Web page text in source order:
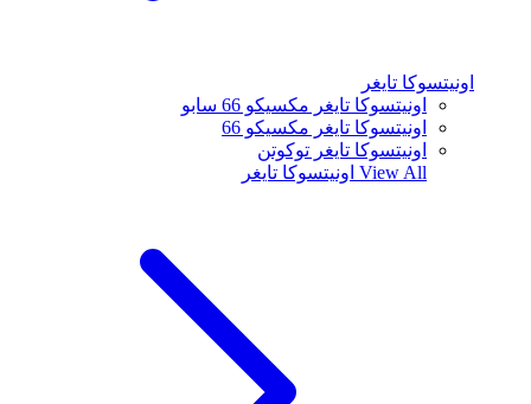
اونيتسوكا تايغر
اونيتسوكا تايغر مكسيكو 66 سابو
اونيتسوكا تايغر مكسيكو 66
اونيتسوكا تايغر توكوتن
View All اونيتسوكا تايغر